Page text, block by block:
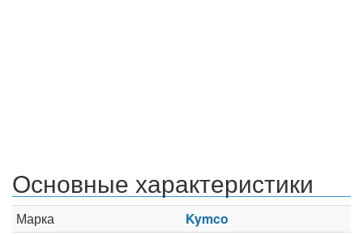
Основные характеристики
Марка
Kymco